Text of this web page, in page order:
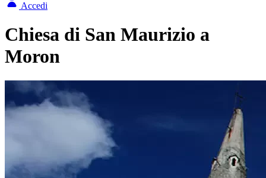
Accedi
Chiesa di San Maurizio a
Moron